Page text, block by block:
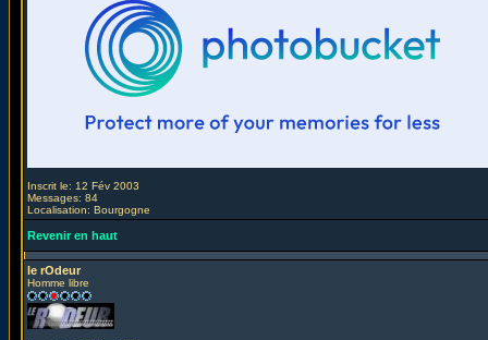
Inscrit le: 12 Fév 2003
Messages: 84
Localisation: Bourgogne
Revenir en haut
le rOdeur
Homme libre